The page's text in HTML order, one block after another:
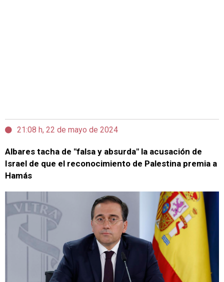
21:08 h, 22 de mayo de 2024
Albares tacha de "falsa y absurda" la acusación de
Israel de que el reconocimiento de Palestina premia a
Hamás